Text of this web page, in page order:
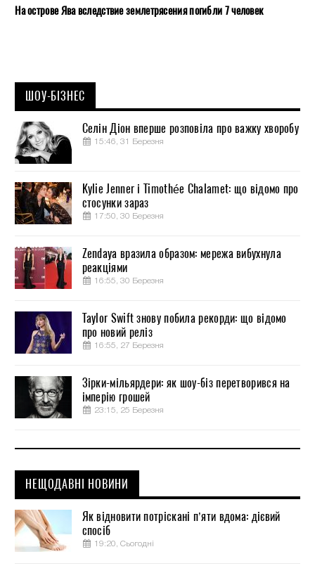
На острове Ява вследствие землетрясения погибли 7 человек
ШОУ-БІЗНЕС
Селін Діон вперше розповіла про важку хворобу
15:46, 31 Березня
Kylie Jenner і Timothée Chalamet: що відомо про
стосунки зараз
17:50, 30 Березня
Zendaya вразила образом: мережа вибухнула
реакціями
16:55, 30 Березня
Taylor Swift знову побила рекорди: що відомо
про новий реліз
16:55, 27 Березня
Зірки-мільярдери: як шоу-біз перетворився на
імперію грошей
23:15, 25 Березня
НЕЩОДАВНІ НОВИНИ
Як відновити потріскані п’яти вдома: дієвий
спосіб
19:20, Сьогодні